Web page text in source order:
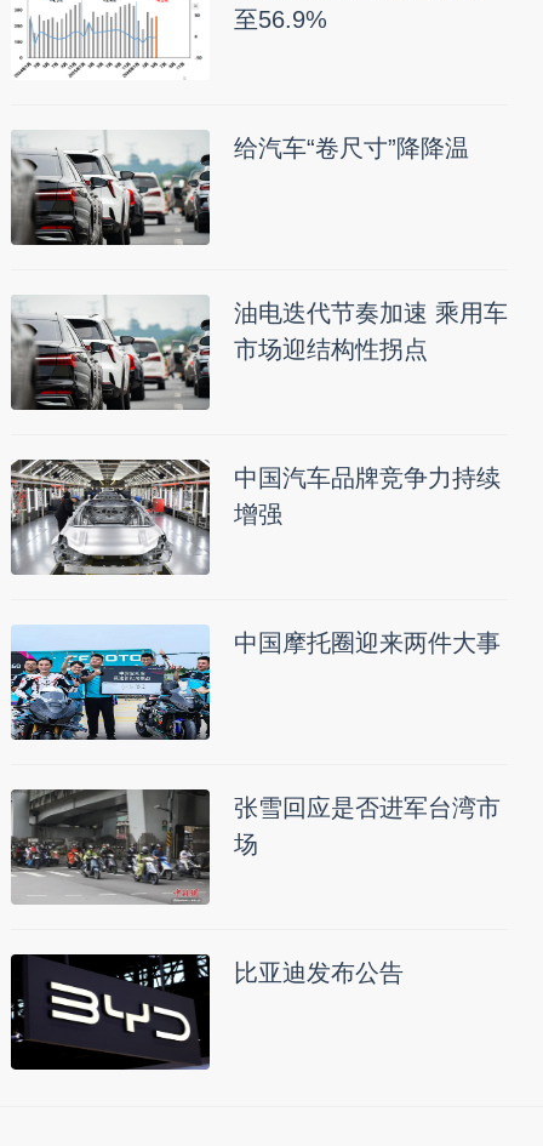
至56.9%
给汽车“卷尺寸”降降温
油电迭代节奏加速 乘用车
市场迎结构性拐点
中国汽车品牌竞争力持续
增强
中国摩托圈迎来两件大事
张雪回应是否进军台湾市
场
比亚迪发布公告